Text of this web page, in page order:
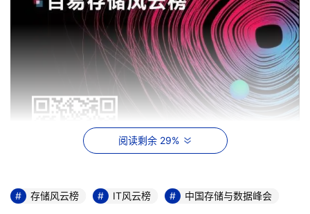
阅读剩余 29%
存储风云榜 IT风云榜 中国存储与数据峰会